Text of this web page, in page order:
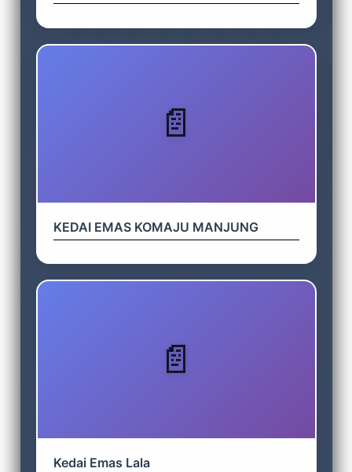
KEDAI EMAS KOMAJU MANJUNG
Kedai Emas Lala